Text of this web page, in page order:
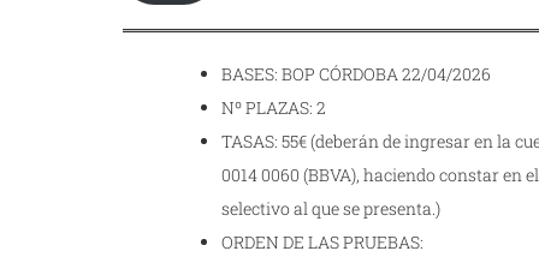
BASES: BOP CÓRDOBA 22/04/2026
Nº PLAZAS: 2
TASAS: 55€ (deberán de ingresar en la
0014 0060 (BBVA), haciendo constar en
selectivo al que se presenta.)
ORDEN DE LAS PRUEBAS: